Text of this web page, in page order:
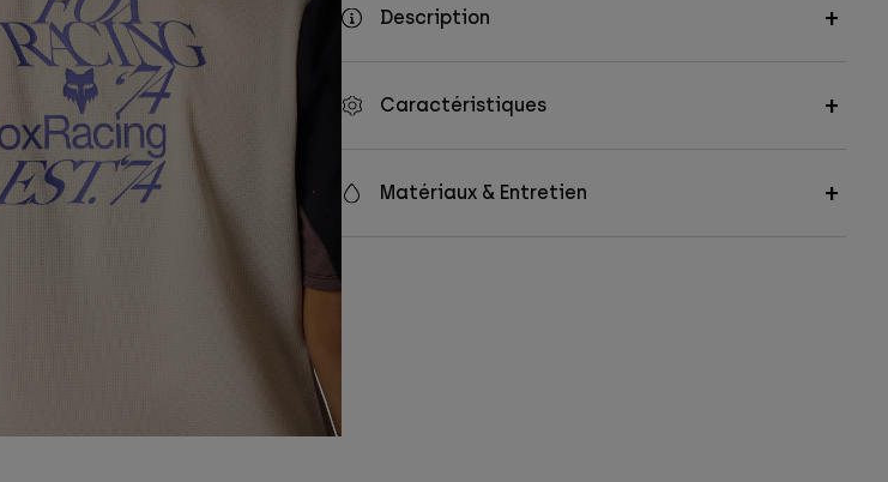
Description
Caractéristiques
Matériaux & Entretien